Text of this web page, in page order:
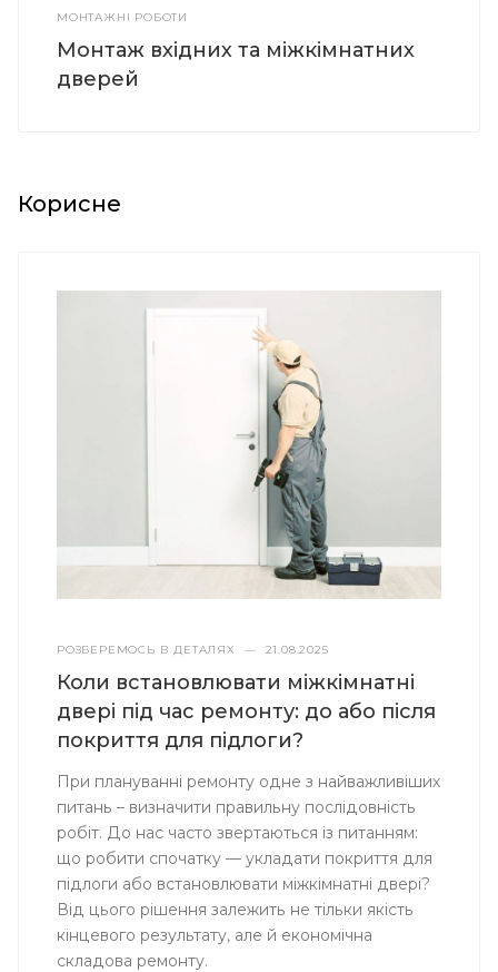
МОНТАЖНІ РОБОТИ
Монтаж вхідних та міжкімнатних
дверей
Корисне
РОЗБЕРЕМОСЬ В ДЕТАЛЯХ — 21.08.2025
Коли встановлювати міжкімнатні
двері під час ремонту: до або після
покриття для підлоги?
При плануванні ремонту одне з найважливіших
питань – визначити правильну послідовність
робіт. До нас часто звертаються із питанням:
що робити спочатку — укладати покриття для
підлоги або встановлювати міжкімнатні двері?
Від цього рішення залежить не тільки якість
кінцевого результату, але й економічна
складова ремонту.